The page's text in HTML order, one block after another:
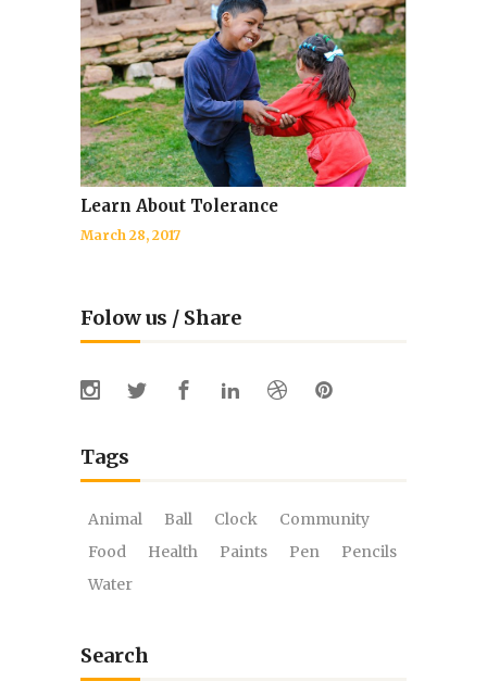
Learn About Tolerance
March 28, 2017
Folow us / Share
Tags
Animal Ball Clock
Community
Food
Health Paints Pen
Pencils
Water
Search